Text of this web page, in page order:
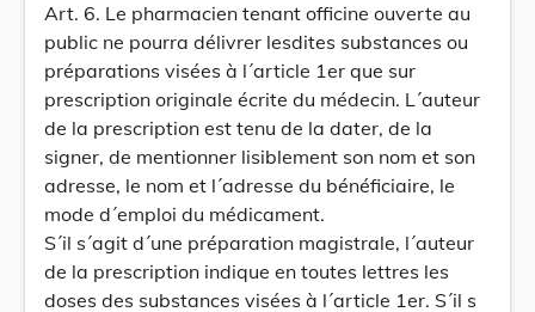
Art. 6. Le pharmacien tenant officine ouverte au
public ne pourra délivrer lesdites substances ou
préparations visées à l´article 1er que sur
prescription originale écrite du médecin. L´auteur
de la prescription est tenu de la dater, de la
signer, de mentionner lisiblement son nom et son
adresse, le nom et l´adresse du bénéficiaire, le
mode d´emploi du médicament.
S´il s´agit d´une préparation magistrale, l´auteur
de la prescription indique en toutes lettres les
doses des substances visées à l´article 1er. S´il s